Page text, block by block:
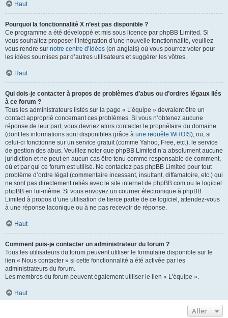
Haut
Pourquoi la fonctionnalité X n’est pas disponible ?
Ce programme a été développé et mis sous licence par phpBB Limited. Si
vous souhaitez proposer l’intégration d’une nouvelle fonctionnalité, veuillez
vous rendre sur notre centre d’idées (en anglais) où vous pourrez voter pour
les idées soumises par d’autres utilisateurs et suggérer les vôtres.
Haut
Qui dois-je contacter à propos de problèmes d’abus ou d’ordres légaux liés
à ce forum ?
Tous les administrateurs listés sur la page « L’équipe » devraient être un
contact approprié concernant ces problèmes. Si vous n’obtenez aucune
réponse de leur part, vous devriez alors contacter le propriétaire du domaine
(dont les informations sont disponibles grâce à une requête WHOIS), ou, si
celui-ci fonctionne sur un service gratuit (comme Yahoo, Free, etc.), le service
de gestion des abus. Veuillez noter que phpBB Limited n’a absolument aucune
juridiction et ne peut en aucun cas être tenu comme responsable de comment,
où et par qui ce forum est utilisé. Ne contactez pas phpBB Limited pour tout
problème d’ordre légal (commentaire incessant, insultant, diffamatoire, etc.) qui
ne sont pas directement reliés avec le site internet de phpBB.com ou le logiciel
phpBB en lui-même. Si vous envoyez un courrier électronique à phpBB
Limited à propos d’une utilisation de tierce partie de ce logiciel, attendez-vous
à une réponse laconique ou à ne pas recevoir de réponse.
Haut
Comment puis-je contacter un administrateur du forum ?
Tous les utilisateurs du forum peuvent utiliser le formulaire disponible sur le
lien « Nous contacter » si cette fonctionnalité a été activée par les
administrateurs du forum.
Les membres du forum peuvent également utiliser le lien « L’équipe ».
Haut
Aller